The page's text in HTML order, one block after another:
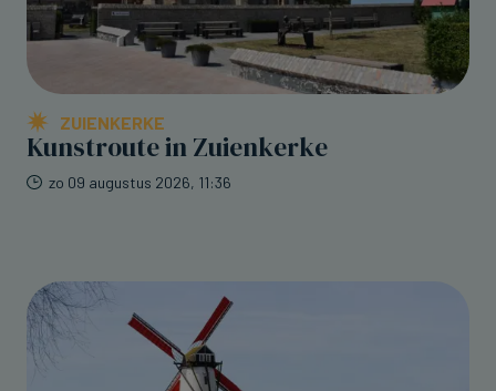
ZUIENKERKE
Kunstroute in Zuienkerke
zo 09 augustus 2026, 11:36